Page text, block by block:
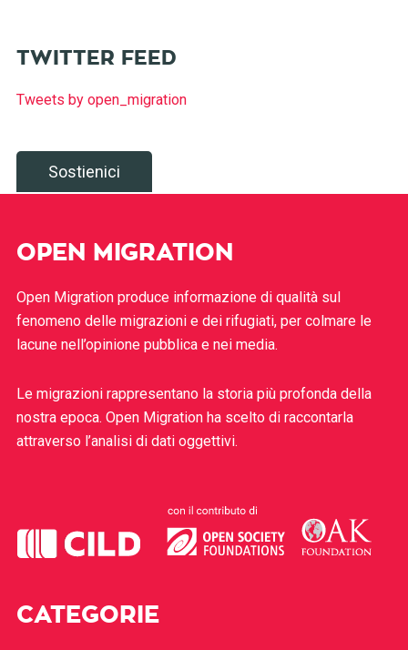
TWITTER FEED
Tweets by open_migration
Sostienici
OPEN MIGRATION
Open Migration produce informazione di qualità sul
fenomeno delle migrazioni e dei rifugiati, per colmare le
lacune nell’opinione pubblica e nei media.
Le migrazioni rappresentano la storia più profonda della
nostra epoca. Open Migration ha scelto di raccontarla
attraverso l’analisi di dati oggettivi.
CATEGORIE